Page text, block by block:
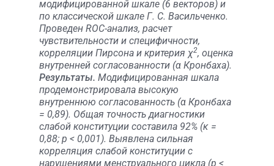
модифицированной шкале (6 векторов) и
по классической шкале Г. С. Васильченко.
Проведен ROC-анализ, расчет
чувствительности и специфичности,
корреляции Пирсона и критерия χ2, оценка
внутренней согласованности (α Кронбаха).
Результаты. Модифицированная шкала
продемонстрировала высокую
внутреннюю согласованность (α Кронбаха
= 0,89). Общая точность диагностики
слабой конституции составила 92% (κ =
0,88; p < 0,001). Выявлена сильная
корреляция слабой конституции с
нарушениями менструального цикла (p <